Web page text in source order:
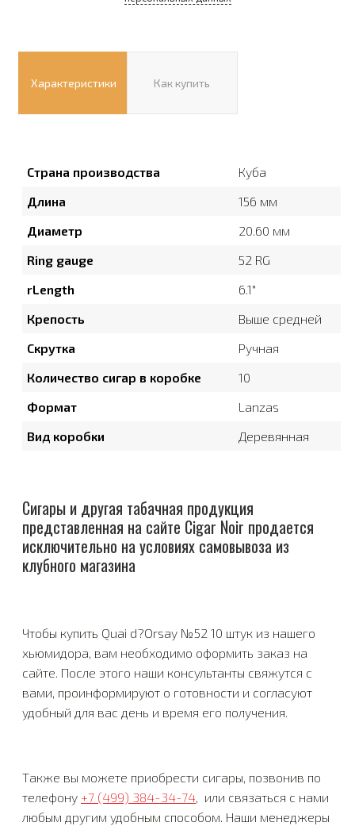
Характеристики Как купить
Страна производства
Куба
Длина
156 мм
Диаметр
20.60 мм
Ring gauge
52 RG
rLength
6.1″
Крепость
Выше средней
Скрутка
Ручная
Количество сигар в коробке
10
Формат
Lanzas
Вид коробки
Деревянная
Сигары и другая табачная продукция
представленная на сайте Cigar Noir продается
исключительно на условиях самовывоза из
клубного магазина
Чтобы купить Quai d?Orsay №52 10 штук из нашего
хьюмидора, вам необходимо оформить заказ на
сайте. После этого наши консультанты свяжутся с
вами, проинформируют о готовности и согласуют
удобный для вас день и время его получения.
Также вы можете приобрести сигары, позвонив по
телефону +7 (499) 384-34-74, или связаться с нами
любым другим удобным способом. Наши менеджеры